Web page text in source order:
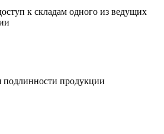
к складам одного из ведущих
подлинности продукции